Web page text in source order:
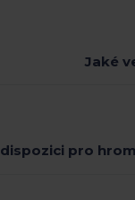
Jaké
pro